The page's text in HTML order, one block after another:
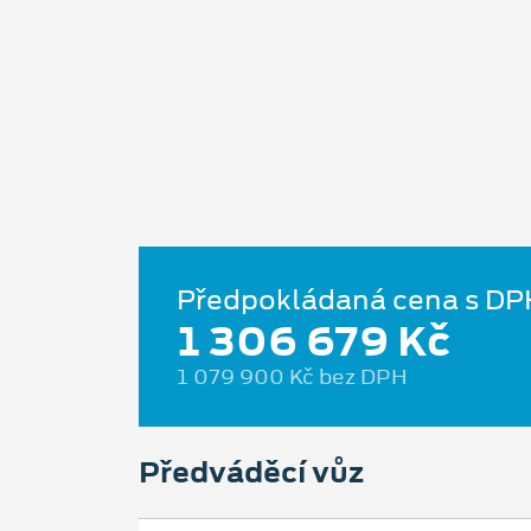
Předpokládaná cena s
1 306 679 Kč
1 079 900 Kč bez DPH
Předváděcí vůz